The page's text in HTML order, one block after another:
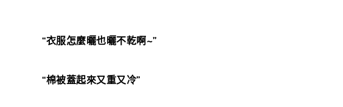
“衣服怎麼曬也曬不乾啊~”
“棉被蓋起來又重又冷”